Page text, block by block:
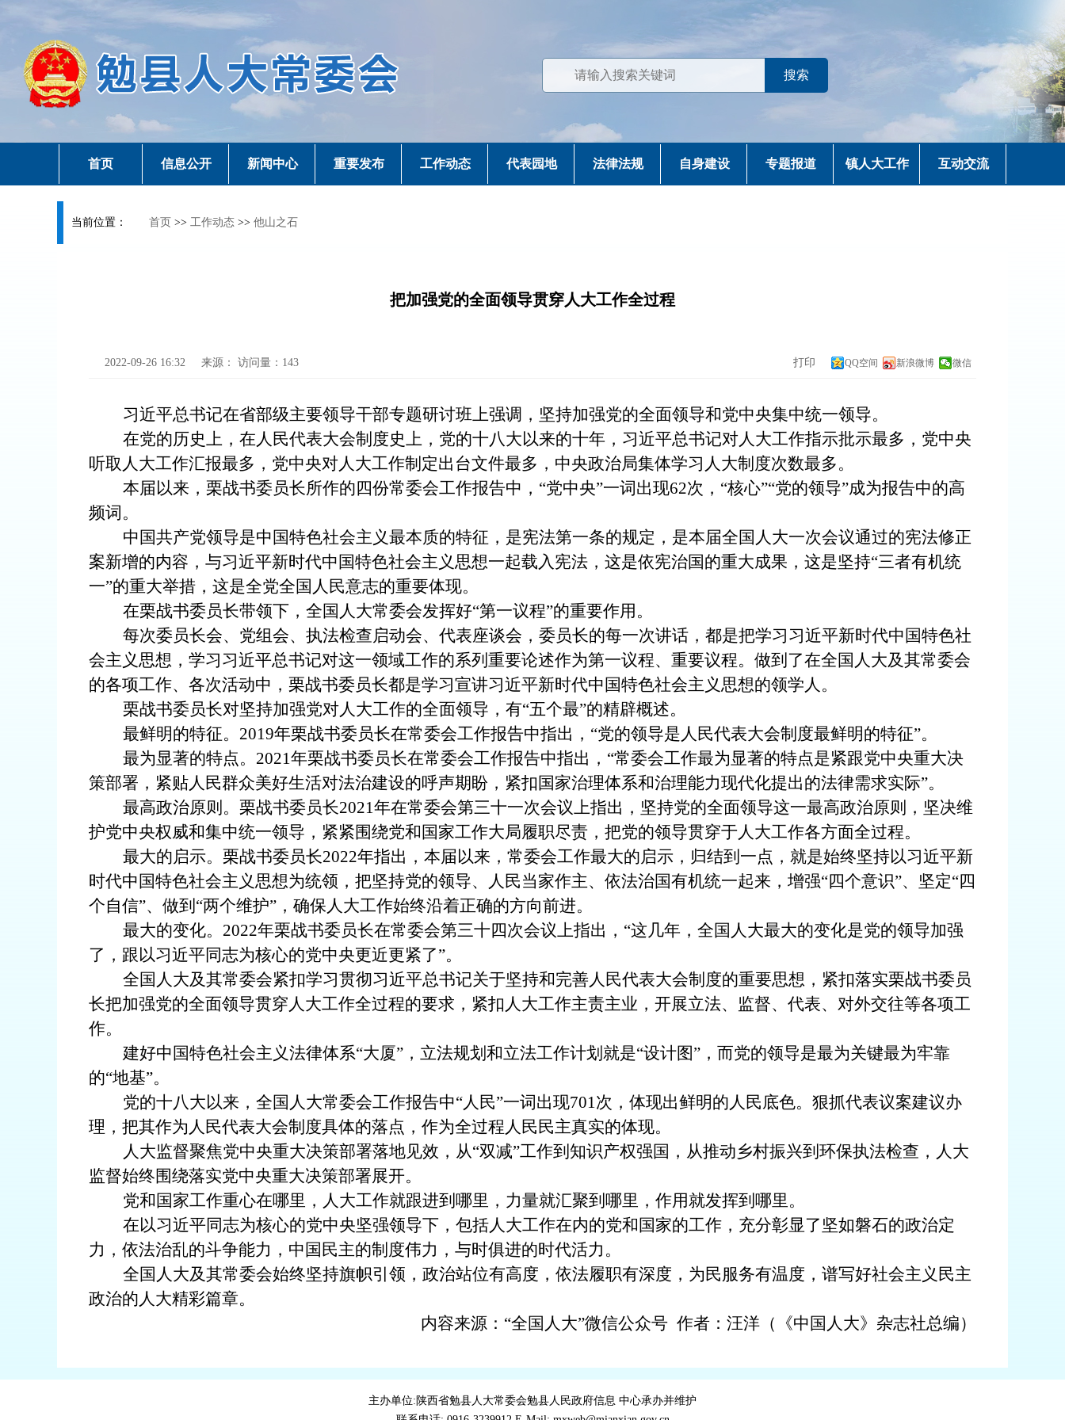
首页 信息公开 新闻中心 重要发布 工作动态 代表园地 法律法规 自身建设 专题报道 镇人大工作 互动交流
当前位置： 首页 >> 工作动态 >> 他山之石
把加强党的全面领导贯穿人大工作全过程
2022-09-26 16:32 来源： 访问量： 143 打印 QQ空间 新浪微博 微信
习近平总书记在省部级主要领导干部专题研讨班上强调，坚持加强党的全面领导和党中央集中统一领导。
在党的历史上，在人民代表大会制度史上，党的十八大以来的十年，习近平总书记对人大工作指示批示最多，党中央
听取人大工作汇报最多，党中央对人大工作制定出台文件最多，中央政治局集体学习人大制度次数最多。
本届以来，栗战书委员长所作的四份常委会工作报告中，“党中央”一词出现62次，“核心”“党的领导”成为报告中的高
频词。
中国共产党领导是中国特色社会主义最本质的特征，是宪法第一条的规定，是本届全国人大一次会议通过的宪法修正
案新增的内容，与习近平新时代中国特色社会主义思想一起载入宪法，这是依宪治国的重大成果，这是坚持“三者有机统
一”的重大举措，这是全党全国人民意志的重要体现。
在栗战书委员长带领下，全国人大常委会发挥好“第一议程”的重要作用。
每次委员长会、党组会、执法检查启动会、代表座谈会，委员长的每一次讲话，都是把学习习近平新时代中国特色社
会主义思想，学习习近平总书记对这一领域工作的系列重要论述作为第一议程、重要议程。做到了在全国人大及其常委会
的各项工作、各次活动中，栗战书委员长都是学习宣讲习近平新时代中国特色社会主义思想的领学人。
栗战书委员长对坚持加强党对人大工作的全面领导，有“五个最”的精辟概述。
最鲜明的特征。2019年栗战书委员长在常委会工作报告中指出，“党的领导是人民代表大会制度最鲜明的特征”。
最为显著的特点。2021年栗战书委员长在常委会工作报告中指出，“常委会工作最为显著的特点是紧跟党中央重大决
策部署，紧贴人民群众美好生活对法治建设的呼声期盼，紧扣国家治理体系和治理能力现代化提出的法律需求实际”。
最高政治原则。栗战书委员长2021年在常委会第三十一次会议上指出，坚持党的全面领导这一最高政治原则，坚决维
护党中央权威和集中统一领导，紧紧围绕党和国家工作大局履职尽责，把党的领导贯穿于人大工作各方面全过程。
最大的启示。栗战书委员长2022年指出，本届以来，常委会工作最大的启示，归结到一点，就是始终坚持以习近平新
时代中国特色社会主义思想为统领，把坚持党的领导、人民当家作主、依法治国有机统一起来，增强“四个意识”、坚定“四
个自信”、做到“两个维护”，确保人大工作始终沿着正确的方向前进。
最大的变化。2022年栗战书委员长在常委会第三十四次会议上指出，“这几年，全国人大最大的变化是党的领导加强
了，跟以习近平同志为核心的党中央更近更紧了”。
全国人大及其常委会紧扣学习贯彻习近平总书记关于坚持和完善人民代表大会制度的重要思想，紧扣落实栗战书委员
长把加强党的全面领导贯穿人大工作全过程的要求，紧扣人大工作主责主业，开展立法、监督、代表、对外交往等各项工
作。
建好中国特色社会主义法律体系“大厦”，立法规划和立法工作计划就是“设计图”，而党的领导是最为关键最为牢靠
的“地基”。
党的十八大以来，全国人大常委会工作报告中“人民”一词出现701次，体现出鲜明的人民底色。狠抓代表议案建议办
理，把其作为人民代表大会制度具体的落点，作为全过程人民民主真实的体现。
人大监督聚焦党中央重大决策部署落地见效，从“双减”工作到知识产权强国，从推动乡村振兴到环保执法检查，人大
监督始终围绕落实党中央重大决策部署展开。
党和国家工作重心在哪里，人大工作就跟进到哪里，力量就汇聚到哪里，作用就发挥到哪里。
在以习近平同志为核心的党中央坚强领导下，包括人大工作在内的党和国家的工作，充分彰显了坚如磐石的政治定
力，依法治乱的斗争能力，中国民主的制度伟力，与时俱进的时代活力。
全国人大及其常委会始终坚持旗帜引领，政治站位有高度，依法履职有深度，为民服务有温度，谱写好社会主义民主
政治的人大精彩篇章。
内容来源：“全国人大”微信公众号 作者：汪洋 （《中国人大》杂志社总编）
主办单位:陕西省勉县人大常委会勉县人民政府信息 中心承办并维护